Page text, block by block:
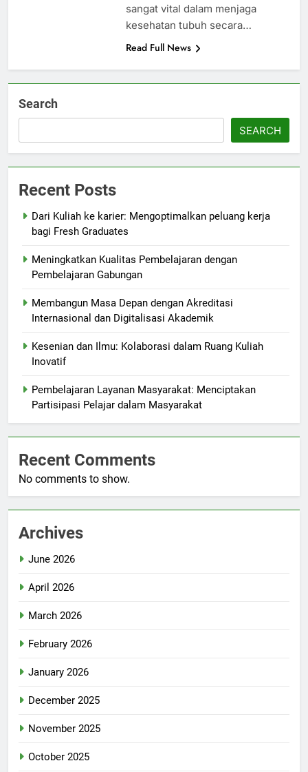
sangat vital dalam menjaga
kesehatan tubuh secara…
Read Full News
Search
SEARCH
Recent Posts
Dari Kuliah ke karier: Mengoptimalkan peluang kerja
bagi Fresh Graduates
Meningkatkan Kualitas Pembelajaran dengan
Pembelajaran Gabungan
Membangun Masa Depan dengan Akreditasi
Internasional dan Digitalisasi Akademik
Kesenian dan Ilmu: Kolaborasi dalam Ruang Kuliah
Inovatif
Pembelajaran Layanan Masyarakat: Menciptakan
Partisipasi Pelajar dalam Masyarakat
Recent Comments
No comments to show.
Archives
June 2026
April 2026
March 2026
February 2026
January 2026
December 2025
November 2025
October 2025